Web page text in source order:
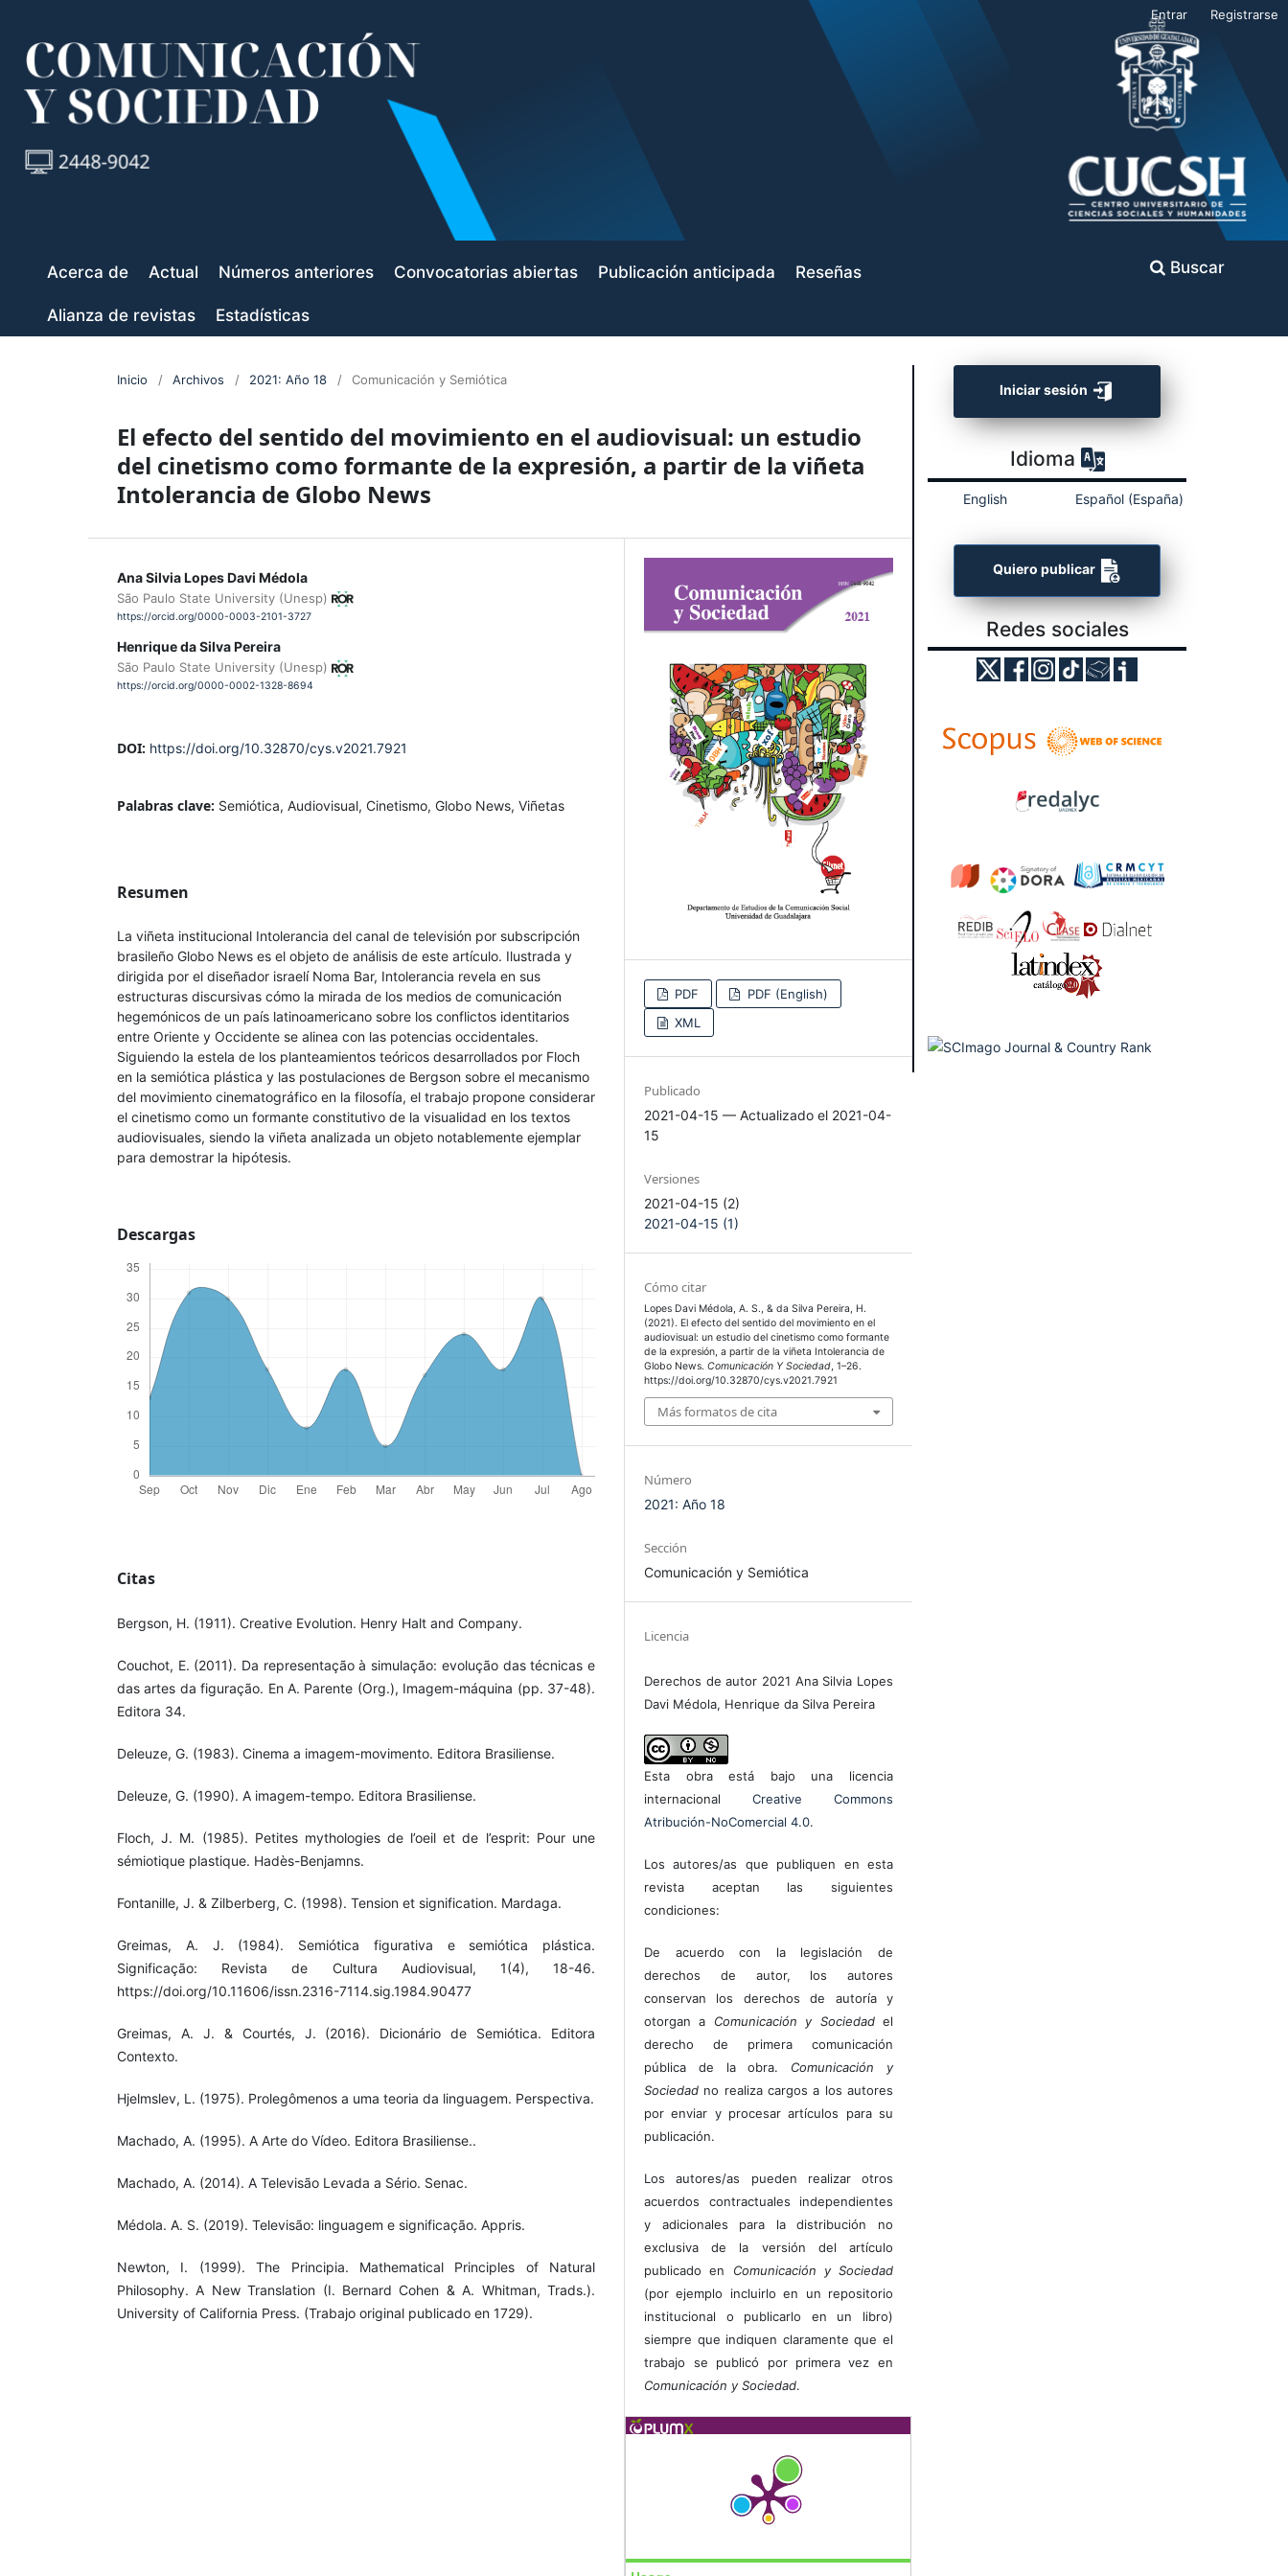
Acerca de Actual Números anteriores Convocatorias abiertas Publicación anticipada Reseñas
Alianza de revistas Estadísticas
Buscar
Entrar Registrarse
Inicio / Archivos / 2021: Año 18 / Comunicación y Semiótica
El efecto del sentido del movimiento en el audiovisual: un estudio
del cinetismo como formante de la expresión, a partir de la viñeta
Intolerancia de Globo News
Ana Silvia Lopes Davi Médola
São Paulo State University (Unesp)
https://orcid.org/0000-0003-2101-3727
Henrique da Silva Pereira
São Paulo State University (Unesp)
https://orcid.org/0000-0002-1328-8694
DOI: https://doi.org/10.32870/cys.v2021.7921
Palabras clave: Semiótica, Audiovisual, Cinetismo, Globo News, Viñetas
Resumen
La viñeta institucional Intolerancia del canal de televisión por subscripción
brasileño Globo News es el objeto de análisis de este artículo. Ilustrada y
dirigida por el diseñador israelí Noma Bar, Intolerancia revela en sus
estructuras discursivas cómo la mirada de los medios de comunicación
hegemónicos de un país latinoamericano sobre los conflictos identitarios
entre Oriente y Occidente se alinea con las potencias occidentales.
Siguiendo la estela de los planteamientos teóricos desarrollados por Floch
en la semiótica plástica y las postulaciones de Bergson sobre el mecanismo
del movimiento cinematográfico en la filosofía, el trabajo propone considerar
el cinetismo como un formante constitutivo de la visualidad en los textos
audiovisuales, siendo la viñeta analizada un objeto notablemente ejemplar
para demostrar la hipótesis.
Descargas
Citas
Bergson, H. (1911). Creative Evolution. Henry Halt and Company.
Couchot, E. (2011). Da representação à simulação: evolução das técnicas e
das artes da figuração. En A. Parente (Org.), Imagem-máquina (pp. 37-48).
Editora 34.
Deleuze, G. (1983). Cinema a imagem-movimento. Editora Brasiliense.
Deleuze, G. (1990). A imagem-tempo. Editora Brasiliense.
Floch, J. M. (1985). Petites mythologies de l’oeil et de l’esprit: Pour une
sémiotique plastique. Hadès-Benjamns.
Fontanille, J. & Zilberberg, C. (1998). Tension et signification. Mardaga.
Greimas, A. J. (1984). Semiótica figurativa e semiótica plástica.
Significação: Revista de Cultura Audiovisual, 1(4), 18-46.
https://doi.org/10.11606/issn.2316-7114.sig.1984.90477
Greimas, A. J. & Courtés, J. (2016). Dicionário de Semiótica. Editora
Contexto.
Hjelmslev, L. (1975). Prolegômenos a uma teoria da linguagem. Perspectiva.
Machado, A. (1995). A Arte do Vídeo. Editora Brasiliense..
Machado, A. (2014). A Televisão Levada a Sério. Senac.
Médola. A. S. (2019). Televisão: linguagem e significação. Appris.
Newton, I. (1999). The Principia. Mathematical Principles of Natural
Philosophy. A New Translation (I. Bernard Cohen & A. Whitman, Trads.).
University of California Press. (Trabajo original publicado en 1729).
PDF
PDF (English)
XML
Publicado
2021-04-15 — Actualizado el 2021-04-
15
Versiones
2021-04-15 (2)
2021-04-15 (1)
Cómo citar
Lopes Davi Médola, A. S., & da Silva Pereira, H.
(2021). El efecto del sentido del movimiento en el
audiovisual: un estudio del cinetismo como formante
de la expresión, a partir de la viñeta Intolerancia de
Globo News.Comunicación Y Sociedad, 1–26.
https://doi.org/10.32870/cys.v2021.7921
Más formatos de cita
Número
2021: Año 18
Sección
Comunicación y Semiótica
Licencia
Derechos de autor 2021 Ana Silvia Lopes
Davi Médola, Henrique da Silva Pereira
Esta obra está bajo una licencia
internacional Creative Commons
Atribución-NoComercial 4.0.
Los autores/as que publiquen en esta
revista aceptan las siguientes
condiciones:
De acuerdo con la legislación de
derechos de autor, los autores
conservan los derechos de autoría y
otorgan a Comunicación y Sociedadel
derecho de primera comunicación
pública de la obra. Comunicación y
Sociedad no realiza cargos a los autores
por enviar y procesar artículos para su
publicación.
Los autores/as pueden realizar otros
acuerdos contractuales independientes
y adicionales para la distribución no
exclusiva de la versión del artículo
publicado en Comunicación y Sociedad
(por ejemplo incluirlo en un repositorio
institucional o publicarlo en un libro)
siempre que indiquen claramente que el
trabajo se publicó por primera vez en
Comunicación y Sociedad.
Iniciar sesión
Idioma
English Español (España)
Quiero publicar
Redes sociales